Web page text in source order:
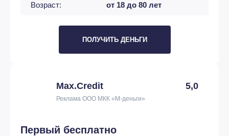
Возраст: от 18 до 80 лет
ПОЛУЧИТЬ ДЕНЬГИ
Max.Credit 5,0
Реклама ООО МКК «М-деньги»
Первый бесплатно